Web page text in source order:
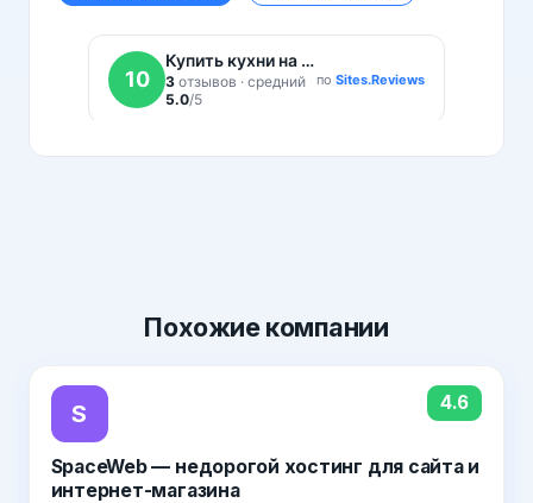
Похожиекомпании
S 4.6
SpaceWeb — недорогой хостинг для сайта и
интернет-магазина